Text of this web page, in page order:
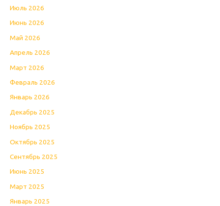
Июль 2026
Июнь 2026
Май 2026
Апрель 2026
Март 2026
Февраль 2026
Январь 2026
Декабрь 2025
Ноябрь 2025
Октябрь 2025
Сентябрь 2025
Июнь 2025
Март 2025
Январь 2025